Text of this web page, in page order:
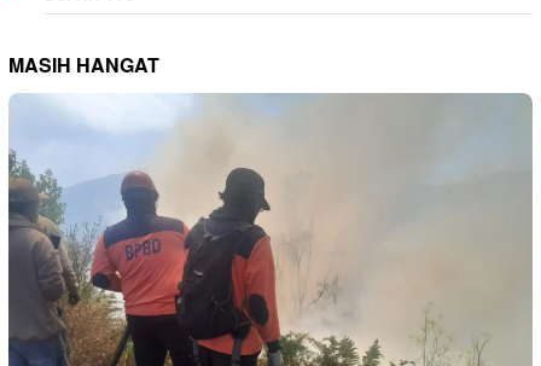
MASIH HANGAT